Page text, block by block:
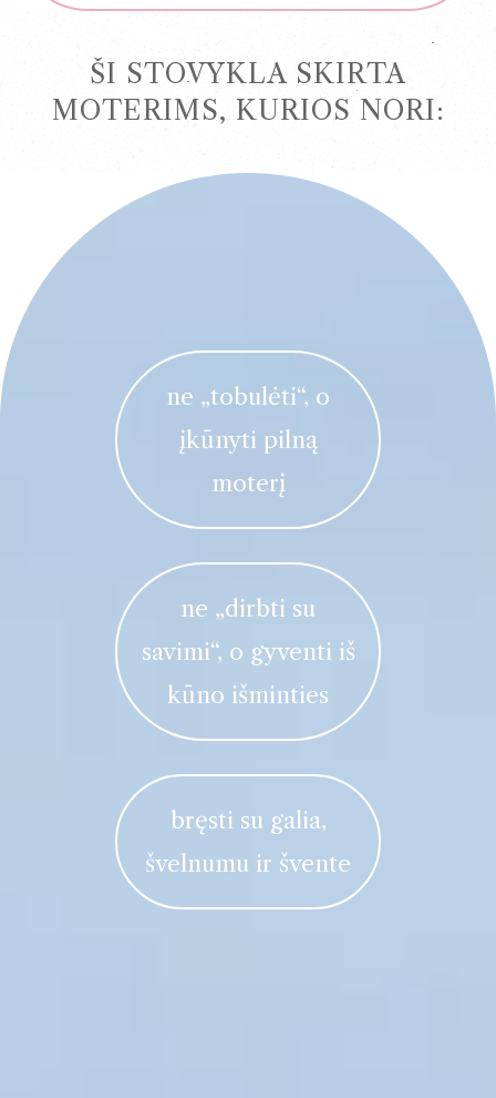
ŠI STOVYKLA SKIRTA
MOTERIMS, KURIOS NORI:
ne „tobulėti“, o
įkūnyti pilną
moterį
ne „dirbti su
savimi“, o gyventi iš
kūno išminties
bręsti su galia,
švelnumu ir švente